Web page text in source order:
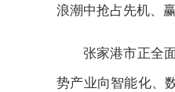
浪潮中抢占先机、赢
张家港市正全
势产业向智能化、